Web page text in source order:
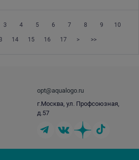
3 4 5 6 7 8 9 10
14 15 16 17 > >>
opt@aqualogo.ru
г.Москва, ул. Профсоюзная,
д.57